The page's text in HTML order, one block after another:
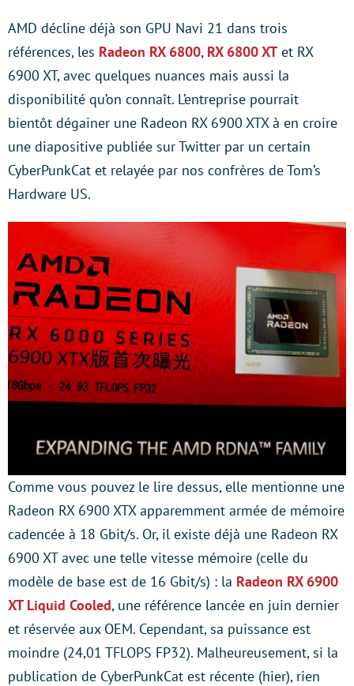
AMD décline déjà son GPU Navi 21 dans trois
références, les Radeon RX 6800, RX 6800 XT et RX
6900 XT, avec quelques nuances mais aussi la
disponibilité qu’on connaît. L’entreprise pourrait
bientôt dégainer une Radeon RX 6900 XTX à en croire
une diapositive publiée sur Twitter par un certain
CyberPunkCat et relayée par nos confrères de Tom’s
Hardware US.
Comme vous pouvez le lire dessus, elle mentionne une
Radeon RX 6900 XTX apparemment armée de mémoire
cadencée à 18 Gbit/s. Or, il existe déjà une Radeon RX
6900 XT avec une telle vitesse mémoire (celle du
modèle de base est de 16 Gbit/s) : la Radeon RX 6900
XT Liquid Cooled, une référence lancée en juin dernier
et réservée aux OEM. Cependant, sa puissance est
moindre (24,01 TFLOPS FP32). Malheureusement, si la
publication de CyberPunkCat est récente (hier), rien